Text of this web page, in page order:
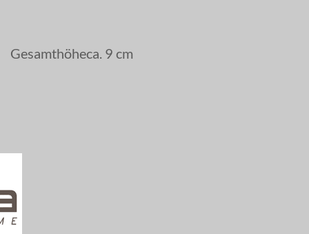
Gesamthöheca. 9 cm